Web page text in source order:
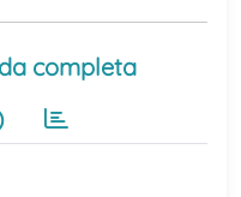
completa